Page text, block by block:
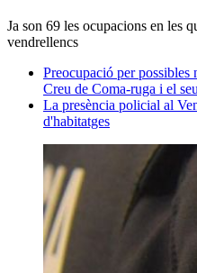
Ja son 69 les ocupacions en les
vendrellencs
Preocupació per possibles
Creu de Coma-ruga i el
La presència policial al
d'habitatges